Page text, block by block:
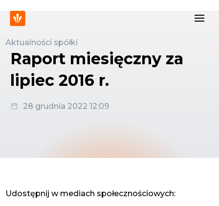
Aktualności spółki
Raport miesięczny za
lipiec 2016 r.
28 grudnia 2022 12:09
Udostępnij w mediach społecznościowych: